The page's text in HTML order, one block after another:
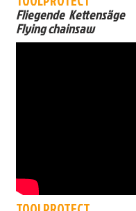
Fliegende Kettensäge
Flying chainsaw